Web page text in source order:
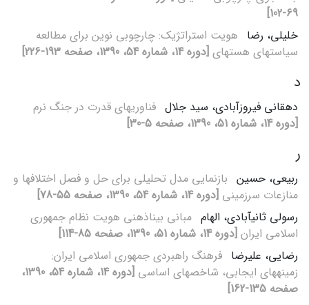
69-102]
خلیلی، رضا هویت استراتژیک: چارچوبی نوین برای مطالعه‏‏
سیاست‏های هسته‏ای [دوره 14، شماره 54، 1390، صفحه 193-226]
د
دهقانی فیروزآبادی، سید جلال فناوری‏های قدرت در جنگ نرم
[دوره 14، شماره 51، 1390، صفحه 5-30]
ر
ربیعی، حسین بازنمایی مدل تحلیلی برای حل و فصل اختلاف‏ها و
منازعات سرزمینی [دوره 14، شماره 54، 1390، صفحه 55-78]
رسولی ثانی‏آبادی، الهام مبانی بیناذهنی هویت نظام جمهوری
اسلامی ایران [دوره 14، شماره 51، 1390، صفحه 85-114]
رضایی، علیرضا فرهنگ راهبردی جمهوری اسلامی ایران:
زمینه‏های ایجابی، شاخص‏های اساسی
[دوره 14، شماره 54، 1390،
صفحه 135-162]